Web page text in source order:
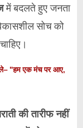
में बदलते हुए जनता
सोच को
"हम एक मंच पर आए,
की तारीफ नहीं